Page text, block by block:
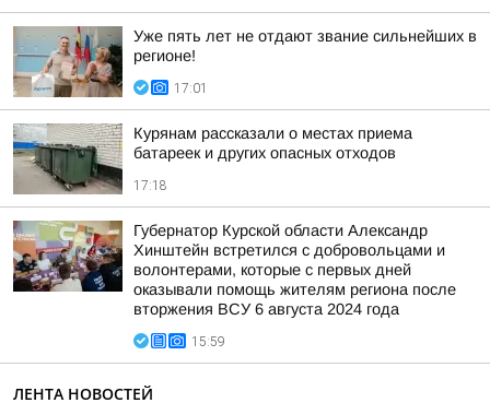
Уже пять лет не отдают звание сильнейших в
регионе!
17:01
Курянам рассказали о местах приема
батареек и других опасных отходов
17:18
Губернатор Курской области Александр
Хинштейн встретился с добровольцами и
волонтерами, которые с первых дней
оказывали помощь жителям региона после
вторжения ВСУ 6 августа 2024 года
15:59
ЛЕНТА НОВОСТЕЙ